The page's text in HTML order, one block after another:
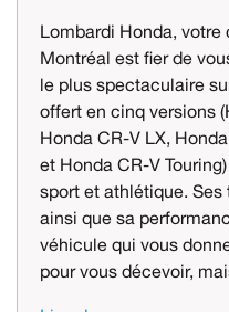
Lombardi Honda,
Montréal est fier de
le plus spectaculaire
offert en cinq versions
Honda CR-V LX,
et Honda CR-V
sport et athlétique.
ainsi que sa
véhicule qui vous
pour vous décevoir,